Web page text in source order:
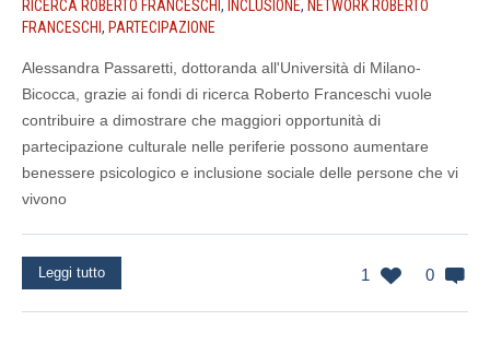
RICERCA ROBERTO FRANCESCHI , INCLUSIONE, NETWORK ROBERTO
FRANCESCHI , PARTECIPAZIONE
⁣⁣Alessandra Passaretti, dottoranda all'Università di Milano-
Bicocca, grazie ai fondi di ricerca Roberto Franceschi ⁣vuole
contribuire a dimostrare che maggiori opportunità di
partecipazione culturale nelle periferie possono aumentare
benessere psicologico e inclusione sociale delle persone che vi
vivono
1 0
Leggi tutto